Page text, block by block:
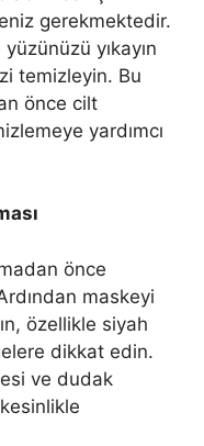
gerekmektedir.
yıkayın
temizleyin. Bu
önce cilt
yardımcı
önce
maskeyi
özellikle siyah
dikkat edin.
ve dudak